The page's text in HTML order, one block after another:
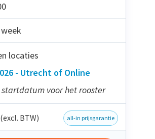
locaties
- Utrecht of Online
startdatum voor het rooster
(excl. BTW) all-in prijsgarantie